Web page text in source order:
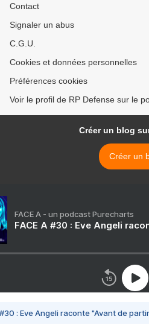
Contact
Signaler un abus
C.G.U.
Cookies et données personnelles
Préférences cookies
Voir le profil de RP Defense sur le
Créer un blog
Créer un
FACE A - un podcast Purecharts
FACE A #30 : Eve Angeli
#30 : Eve Angeli raconte "Avant de